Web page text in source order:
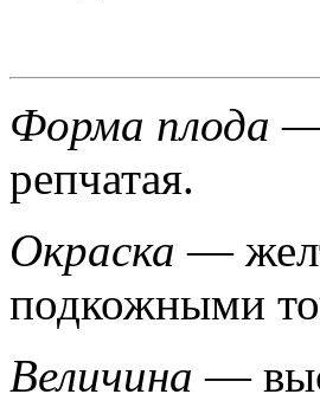
Форма плода—
репчатая.
Окраска—
подкожными
Величина—